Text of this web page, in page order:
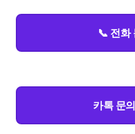
📞 전화
카톡 문